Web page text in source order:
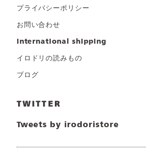
プライバシーポリシー
お問い合わせ
international shipping
イロドリの読みもの
ブログ
TWITTER
Tweets by irodoristore